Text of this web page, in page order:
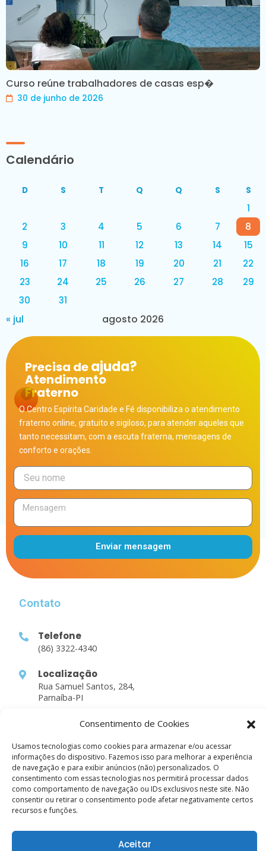
Consentimento de Cookies
Usamos tecnologias como cookies para armazenar e/ou acessar
informações do dispositivo. Fazemos isso para melhorar a experiência
de navegação e para exibir anúncios (não) personalizados. O
consentimento com essas tecnologias nos permitirá processar dados
como comportamento de navegação ou IDs exclusivos neste site. Não
consentir ou retirar o consentimento pode afetar negativamente certos
recursos e funções.
Aceitar
Curso reúne trabalhadores de casas esp�
30 de junho de 2026
Calendário
agosto 2026
D S T Q Q S S
1
2
3 4 5 6 7
8
9
10 11 12 13 14
15
16
17 18 19 20 21
22
23
24 25 26 27 28
29
30
31
« jul
Precisa deajuda?
Atendimento
Fraterno
O Centro Espírita Caridade e Fé disponibiliza o atendimento
fraterno online, gratuito e sigiloso, para atender aqueles que
tanto necessitam, com a escuta fraterna, mensagens de
conforto e orações.
Enviar mensagem
Contato
Telefone
(86) 3322-4340
Localização
Rua Samuel Santos, 284,
Parnaíba-PI
Links Rápidos
Sobre nós
Atividades
Estudos